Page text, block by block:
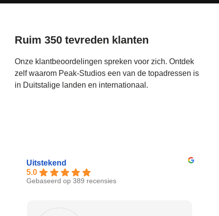
Ruim 350 tevreden klanten
Onze klantbeoordelingen spreken voor zich. Ontdek
zelf waarom Peak-Studios een van de topadressen is
in Duitstalige landen en internationaal.
Uitstekend
5.0
Gebaseerd op 389 recensies